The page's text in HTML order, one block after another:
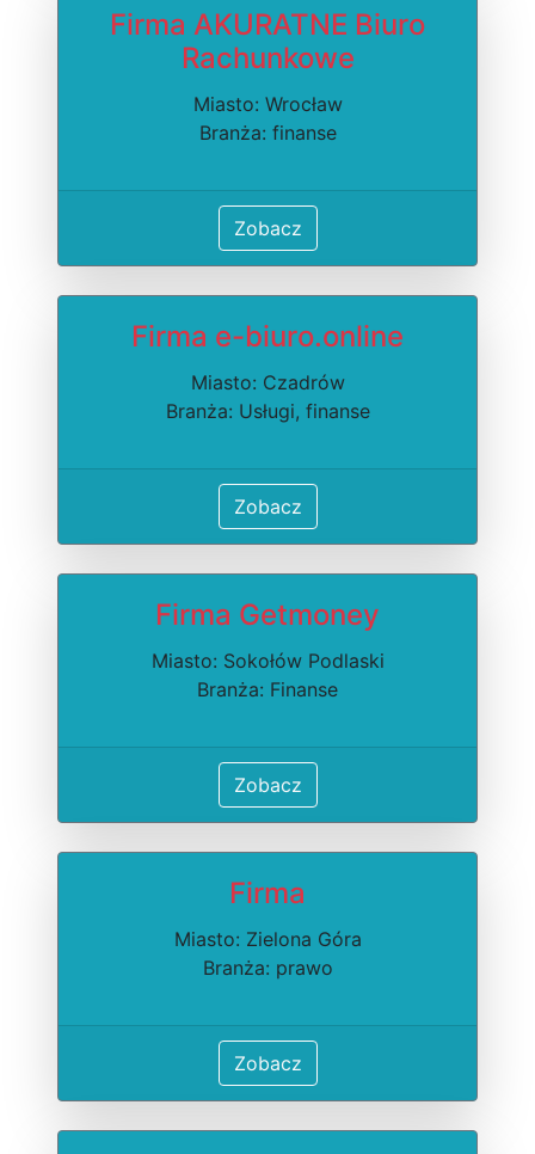
Firma AKURATNE Biuro
Rachunkowe
Miasto: Wrocław
Branża: finanse
Zobacz
Firma e-biuro.online
Miasto: Czadrów
Branża: Usługi, finanse
Zobacz
Firma Getmoney
Miasto: Sokołów Podlaski
Branża: Finanse
Zobacz
Firma
Miasto: Zielona Góra
Branża: prawo
Zobacz